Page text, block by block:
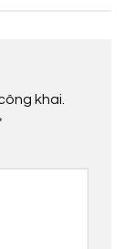
khai.